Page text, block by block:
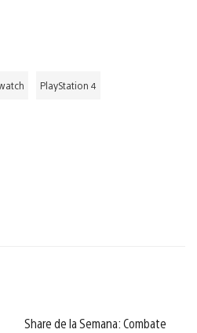
PlayStation 4
Share de la Semana: Combate